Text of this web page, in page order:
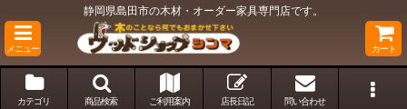
静岡県島田市の木材・オーダー家具専門店です。
メニュー カート
カテゴリ 商品検索 ご利用案内 店長日記 問い合わせ